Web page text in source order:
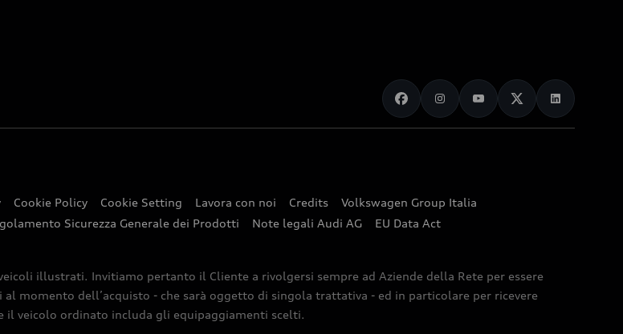
Cookie Policy Cookie Setting Lavora con noi Credits
Volkswagen Group Italia
Sicurezza Generale dei Prodotti Note legali Audi AG EU Data Act
illustrati. Invitiamo pertanto il Cliente a rivolgersi sempre ad Aziende della Rete per essere
momento dell’acquisto - che sarà oggetto di singola trattativa - ed in particolare per ricevere
veicolo ordinato includa gli equipaggiamenti scelti.